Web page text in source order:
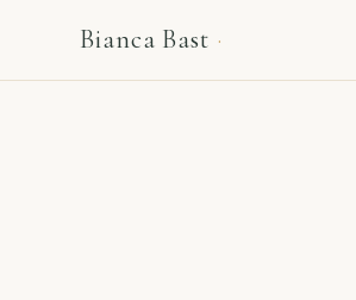
Bianca Bast ·